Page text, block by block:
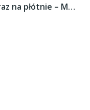
Obraz na płótnie – Mostek z drewnianych...